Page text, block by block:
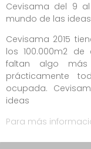
Cevisama del 9 al
mundo de las
Cevisama 2015
los 100.000m2
faltan algo
prácticamente
ocupada.
ideas
Para más